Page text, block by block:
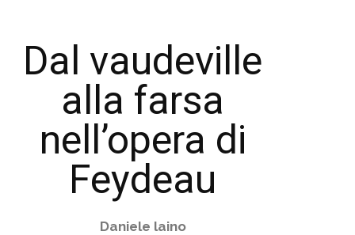
Dal vaudeville
alla farsa
nell’opera di
Feydeau
Daniele laino